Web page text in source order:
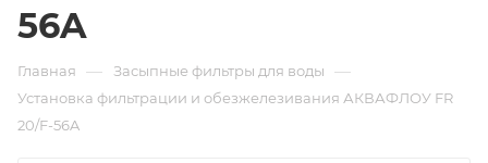
56A
Главная — Засыпные фильтры для воды —
Установка фильтрации и обезжелезивания АКВАФЛОУ FR
20/F-56A